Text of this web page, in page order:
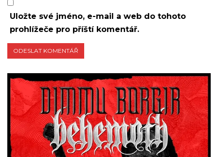
Uložte své jméno, e-mail a web do tohoto
prohlížeče pro příští komentář.